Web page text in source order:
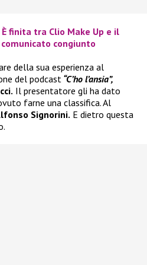
finita tra Clio Make Up e il
congiunto
della sua esperienza al
del podcast “C’ho l’ansia”,
Il presentatore gli ha dato
farne una classifica. Al
Signorini. E dietro questa